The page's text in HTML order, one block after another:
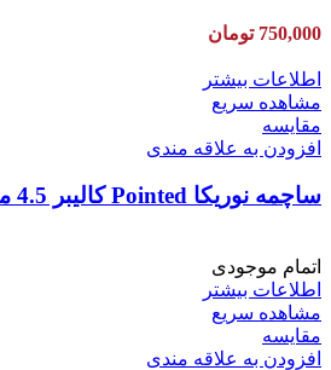
750,000 تومان
اطلاعات بیشتر
مشاهده سریع
مقایسه
افزودن به علاقه مندی
ساچمه نوریکا Pointed کالیبر 4.5 میلی‌متر
اتمام موجودی
اطلاعات بیشتر
مشاهده سریع
مقایسه
افزودن به علاقه مندی